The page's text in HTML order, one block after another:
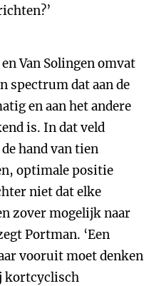
Van Solingen omvat
spectrum dat aan de
en aan het andere
is. In dat veld
hand van tien
optimale positie
niet dat elke
zover mogelijk naar
Portman. ‘Een
vooruit moet denken
kortcyclisch